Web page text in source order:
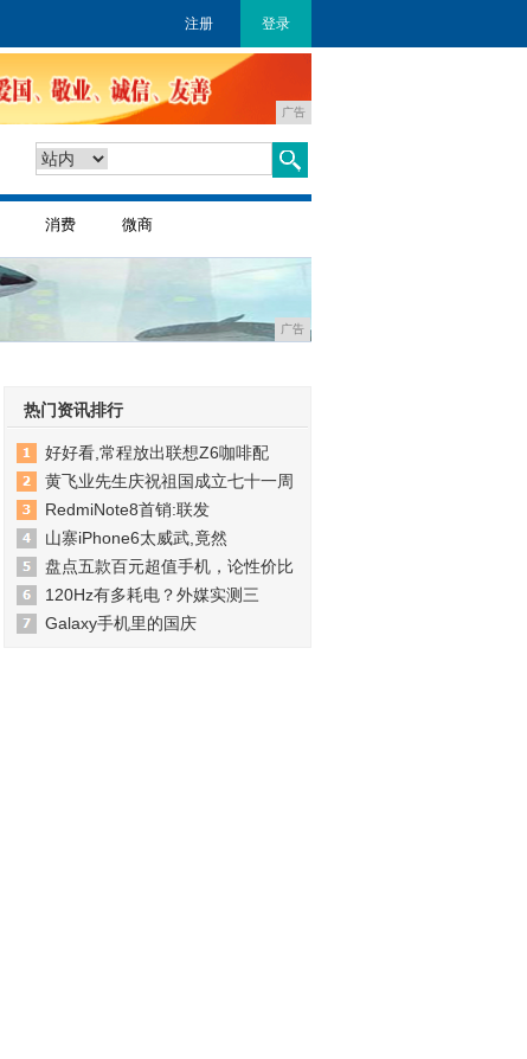
注册 登录
广告
消费 微商
广告
热门资讯排行
好好看,常程放出联想Z6咖啡配
黄飞业先生庆祝祖国成立七十一周
RedmiNote8首销:联发
山寨iPhone6太威武,竟然
盘点五款百元超值手机，论性价比
120Hz有多耗电？外媒实测三
Galaxy手机里的国庆